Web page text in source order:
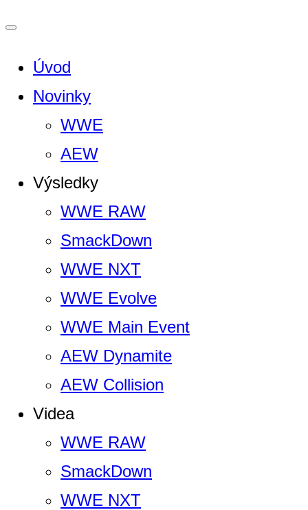
Úvod
Novinky
WWE
AEW
Výsledky
WWE RAW
SmackDown
WWE NXT
WWE Evolve
WWE Main Event
AEW Dynamite
AEW Collision
Videa
WWE RAW
SmackDown
WWE NXT